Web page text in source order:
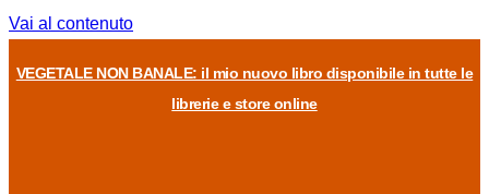
Vai al contenuto
VEGETALE NON BANALE: il mio nuovo libro disponibile in tutte le
librerie e store online